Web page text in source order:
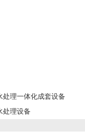
处理一体化成套设备
处理设备